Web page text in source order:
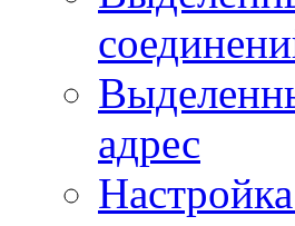
адрес